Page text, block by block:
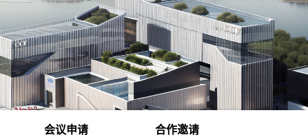
会议申请 合作邀请